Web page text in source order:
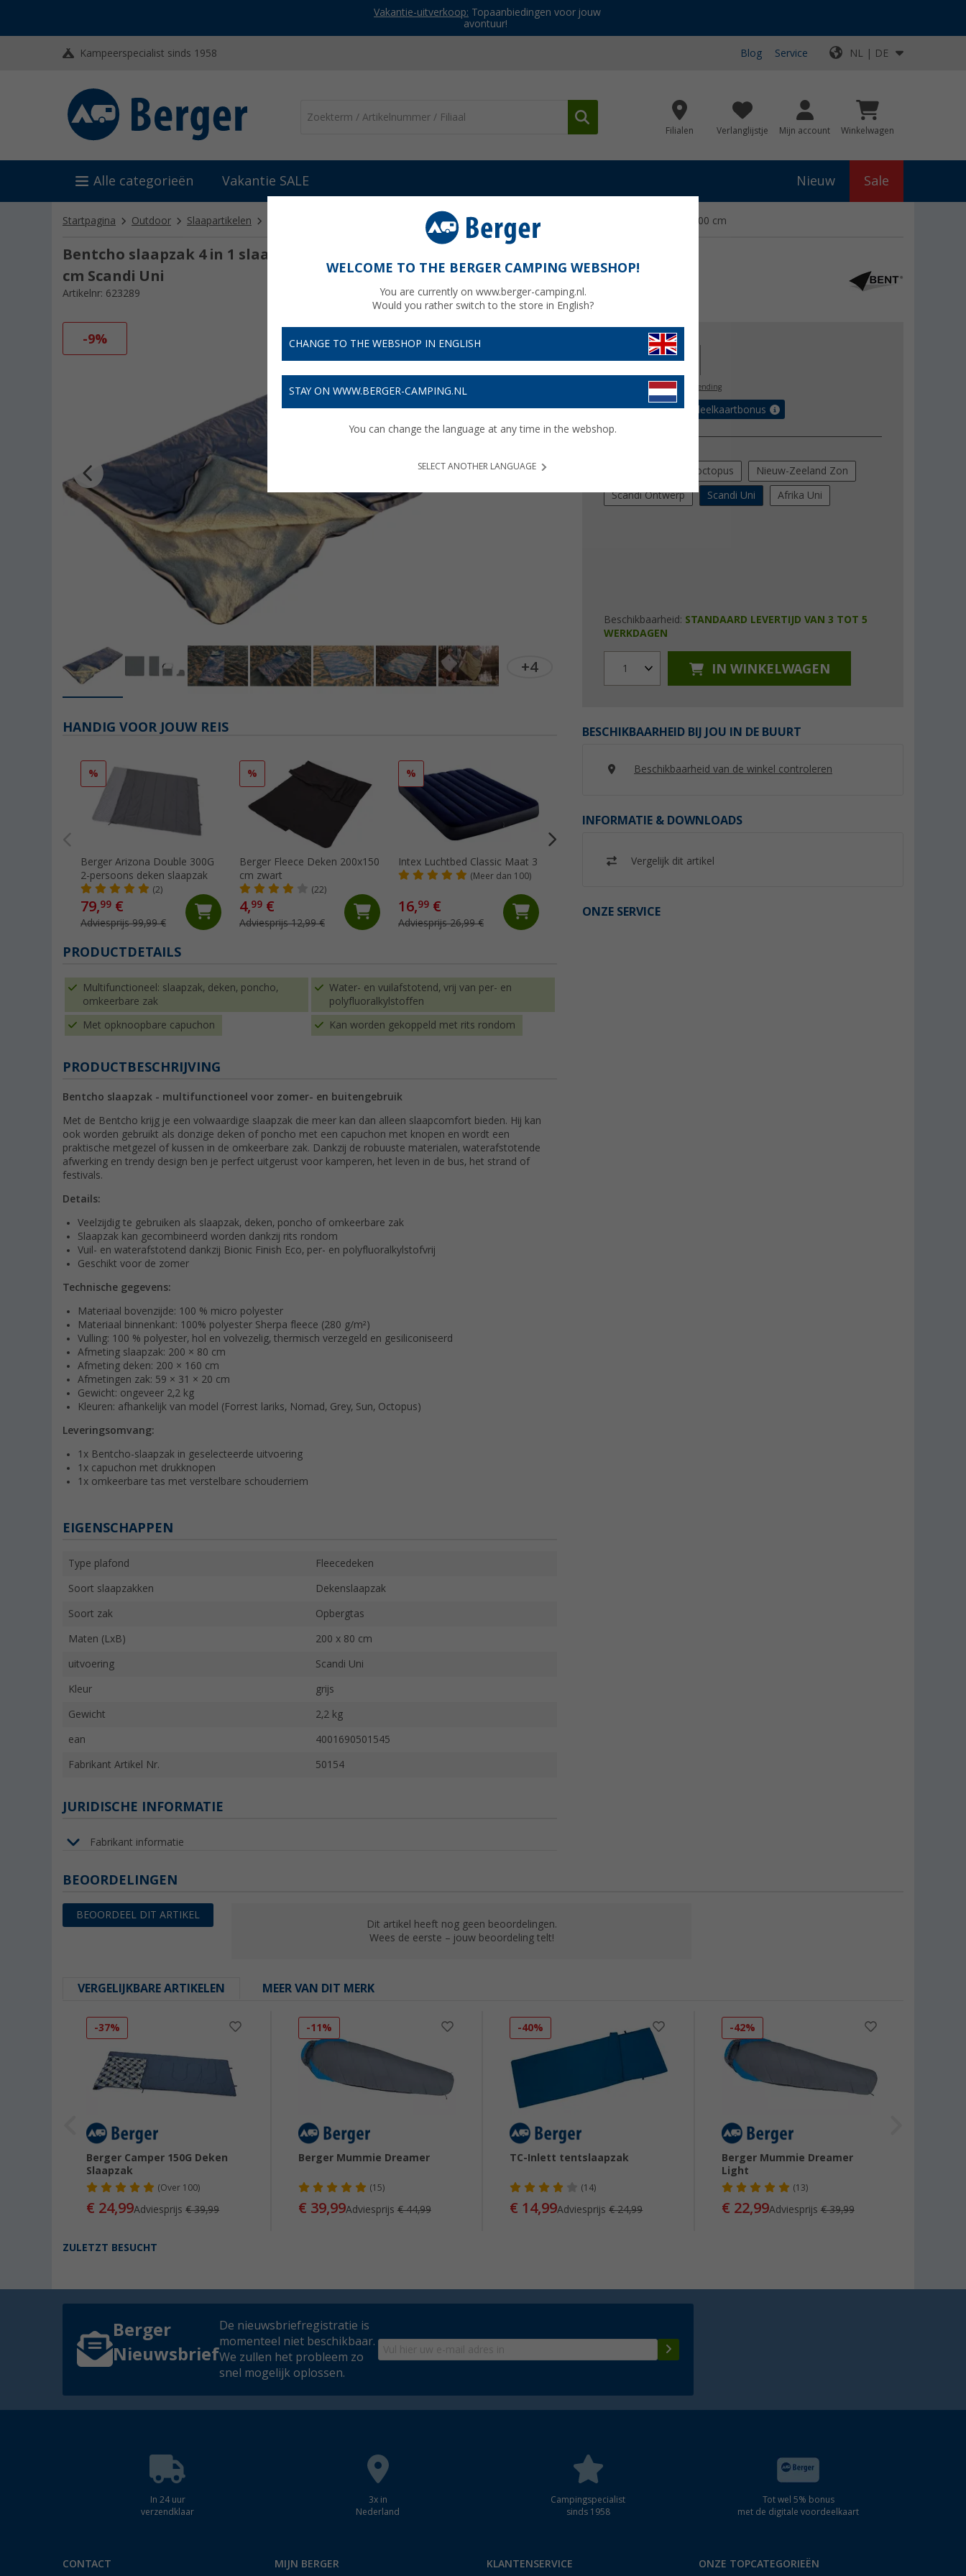
Vakantie-uitverkoop: Topaanbiedingen voor jouw
avontuur!
Kampeerspecialist sinds 1958 Blog Service NL | DE
Filialen Verlanglijstje Mijn account Winkelwagen
Alle categorieën Vakantie SALE Nieuw Sale
Startpagina Outdoor Slaapartikelen Bentcho slaapzak 4 in 1 slaapzak / deken / poncho / omkeerbare zak 160 x 200 cm
Bentcho slaapzak 4 in 1 slaapzak / deken / poncho / omkeerbare zak 160 x 200
cm Scandi Uni
Artikelnr: 623289
+4
-9% Adviesprijs€ 139,95
€ 126,00
Prijzen incl. BTWgratis verzending
3,78€ met de voordeelkaartbonus
Nieuw-Zeelandse octopus
Nieuw-Zeeland Zon
Scandi Ontwerp Scandi Uni Afrika Uni
Beschikbaarheid: STANDAARD LEVERTIJD VAN 3 TOT 5
WERKDAGEN
1 IN WINKELWAGEN
BESCHIKBAARHEID BIJ JOU IN DE BUURT
Beschikbaarheid van de winkel controleren
INFORMATIE & DOWNLOADS
Vergelijk dit artikel
ONZE SERVICE
HANDIG VOOR JOUW REIS
%
Berger Arizona Double 300G
2-persoons deken slaapzak
(2)
79,99 €
Adviesprijs 99,99 €
%
Berger Fleece Deken 200x150
cm zwart
(22)
4,99 €
Adviesprijs 12,99 €
%
Intex Luchtbed Classic Maat 3
(Meer dan 100)
16,99 €
Adviesprijs 26,99 €
Berger universele draag- en
€
%
PRODUCTDETAILS
Multifunctioneel: slaapzak, deken, poncho,
omkeerbare zak
Water- en vuilafstotend, vrij van per- en
polyfluoralkylstoffen
Met opknoopbare capuchon Kan worden gekoppeld met rits rondom
PRODUCTBESCHRIJVING
Bentcho slaapzak - multifunctioneel voor zomer- en buitengebruik
Met de Bentcho krijg je een volwaardige slaapzak die meer kan dan alleen slaapcomfort bieden. Hij kan
ook worden gebruikt als donzige deken of poncho met een capuchon met knopen en wordt een
praktische metgezel of kussen in de omkeerbare zak. Dankzij de robuuste materialen, waterafstotende
afwerking en trendy design ben je perfect uitgerust voor kamperen, het leven in de bus, het strand of
festivals.
Details:
Veelzijdig te gebruiken als slaapzak, deken, poncho of omkeerbare zak
Slaapzak kan gecombineerd worden dankzij rits rondom
Vuil- en waterafstotend dankzij Bionic Finish Eco, per- en polyfluoralkylstofvrij
Geschikt voor de zomer
Technische gegevens:
Materiaal bovenzijde: 100 % micro polyester
Materiaal binnenkant: 100% polyester Sherpa fleece (280 g/m²)
Vulling: 100 % polyester, hol en volvezelig, thermisch verzegeld en gesiliconiseerd
Afmeting slaapzak: 200 × 80 cm
Afmeting deken: 200 × 160 cm
Afmetingen zak: 59 × 31 × 20 cm
Gewicht: ongeveer 2,2 kg
Kleuren: afhankelijk van model (Forrest lariks, Nomad, Grey, Sun, Octopus)
Leveringsomvang:
1x Bentcho-slaapzak in geselecteerde uitvoering
1x capuchon met drukknopen
1x omkeerbare tas met verstelbare schouderriem
EIGENSCHAPPEN
Type plafond Fleecedeken
Soort slaapzakken Dekenslaapzak
Soort zak Opbergtas
Maten (LxB) 200 x 80 cm
uitvoering Scandi Uni
Kleur grijs
Gewicht 2,2 kg
ean 4001690501545
Fabrikant Artikel Nr. 50154
JURIDISCHE INFORMATIE
Fabrikant informatie
BEOORDELINGEN
BEOORDEEL DIT ARTIKEL
Dit artikel heeft nog geen beoordelingen.
Wees de eerste – jouw beoordeling telt!
VERGELIJKBARE ARTIKELEN MEER VAN DIT MERK
-37%
Berger Camper 150G Deken
Slaapzak
(Over 100)
€ 24,99Adviesprijs€ 39,99
-11%
Berger Mummie Dreamer
(15)
€ 39,99Adviesprijs € 44,99
-40%
TC-Inlett tentslaapzak
(14)
€ 14,99Adviesprijs€ 24,99
-42%
Berger Mummie Dreamer
Light
(13)
€ 22,99Adviesprijs € 39,99
ZULETZT BESUCHT
Berger
Nieuwsbrief
De nieuwsbriefregistratie is
momenteel niet beschikbaar.
We zullen het probleem zo
snel mogelijk oplossen.
In 24 uur
verzendklaar
3x in
Nederland
Campingspecialist
sinds 1958
Tot wel 5% bonus
met de digitale voordeelkaart
CONTACT MIJN BERGER KLANTENSERVICE ONZE TOPCATEGORIEËN
WELCOME TO THE BERGER CAMPING WEBSHOP!
You are currently on www.berger-camping.nl.
Would you rather switch to the store in English?
CHANGE TO THE WEBSHOP IN ENGLISH
STAY ON WWW.BERGER-CAMPING.NL
You can change the language at any time in the webshop.
SELECT ANOTHER LANGUAGE